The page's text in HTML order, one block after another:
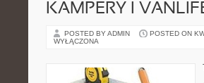
KAMPERY I
POSTED BY ADMIN POSTED ON
WYŁĄCZONA